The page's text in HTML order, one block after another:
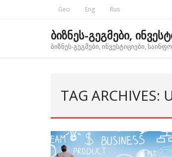
Geo Eng Rus
ბიზნეს-გეგმები,
ბიზნეს-გეგმები, ინვესტიციები,
TAG ARCHIVES: